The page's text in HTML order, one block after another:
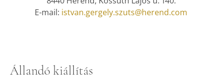
E-mail: istvan.gergely.szuts@herend.com
Állandó kiállítás